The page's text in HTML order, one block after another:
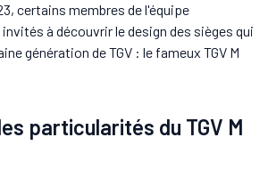
certains membres de l'équipe
à découvrir le design des sièges qui
génération de TGV : le fameux TGV M
particularités du TGV M